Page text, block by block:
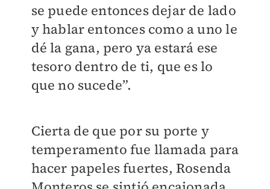
se puede entonces dejar de lado
y hablar entonces como a uno le
dé la gana, pero ya estará ese
tesoro dentro de ti, que es lo
que no sucede”.
Cierta de que por su porte y
temperamento fue llamada para
hacer papeles fuertes, Rosenda